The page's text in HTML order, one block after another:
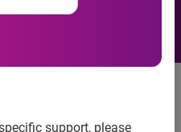
support, please